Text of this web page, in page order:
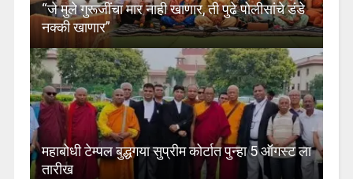
“जे मुले गुरूजींचा मार नाही खाणार, ती पुढे पोलीसांचे डंडे
नक्की खाणार”
महाबोधी टेम्पल बुद्धगया सुप्रीम कोर्टात पुन्हा 5 ऑगस्ट ला
तारीख